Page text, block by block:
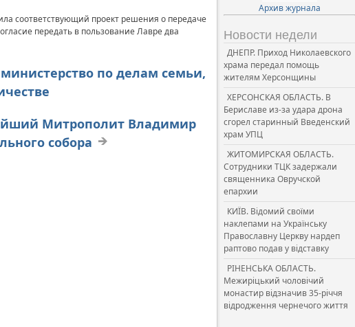
соответствующий проект решения о передаче
передать в пользование Лавре два
по делам семьи,
Митрополит Владимир
собора
Архив журнала
Новости недели
ДНЕПР. Приход Николаевского
храма передал помощь
жителям Херсонщины
ХЕРСОНСКАЯ ОБЛАСТЬ. В
Бериславе из-за удара дрона
сгорел старинный Введенский
храм УПЦ
ЖИТОМИРСКАЯ ОБЛАСТЬ.
Сотрудники ТЦК задержали
священника Овручской
епархии
КИЇВ. Відомий своїми
наклепами на Українську
Православну Церкву нардеп
раптово подав у відставку
РІНЕНСЬКА ОБЛАСТЬ.
Межиріцький чоловічий
монастир відзначив 35-річчя
відродження чернечого життя